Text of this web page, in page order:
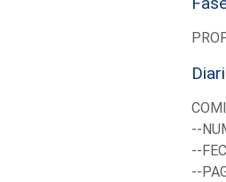
--
--
--